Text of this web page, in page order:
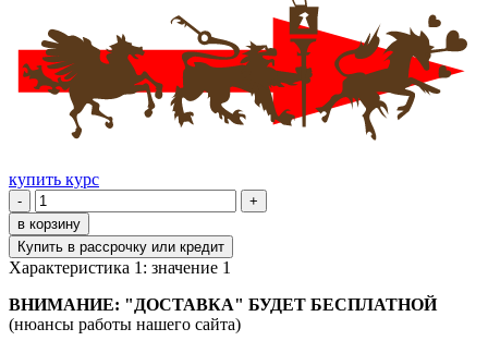
купить курс
-
+
в корзину
Купить в рассрочку или кредит
Характеристика 1: значение 1
ВНИМАНИЕ: "ДОСТАВКА" БУДЕТ БЕСПЛАТНОЙ
(нюансы работы нашего сайта)